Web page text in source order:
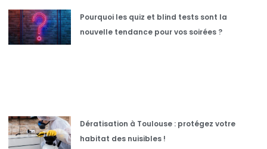
Pourquoi les quiz et blind tests sont la
nouvelle tendance pour vos soirées ?
Dératisation à Toulouse : protégez votre
habitat des nuisibles !